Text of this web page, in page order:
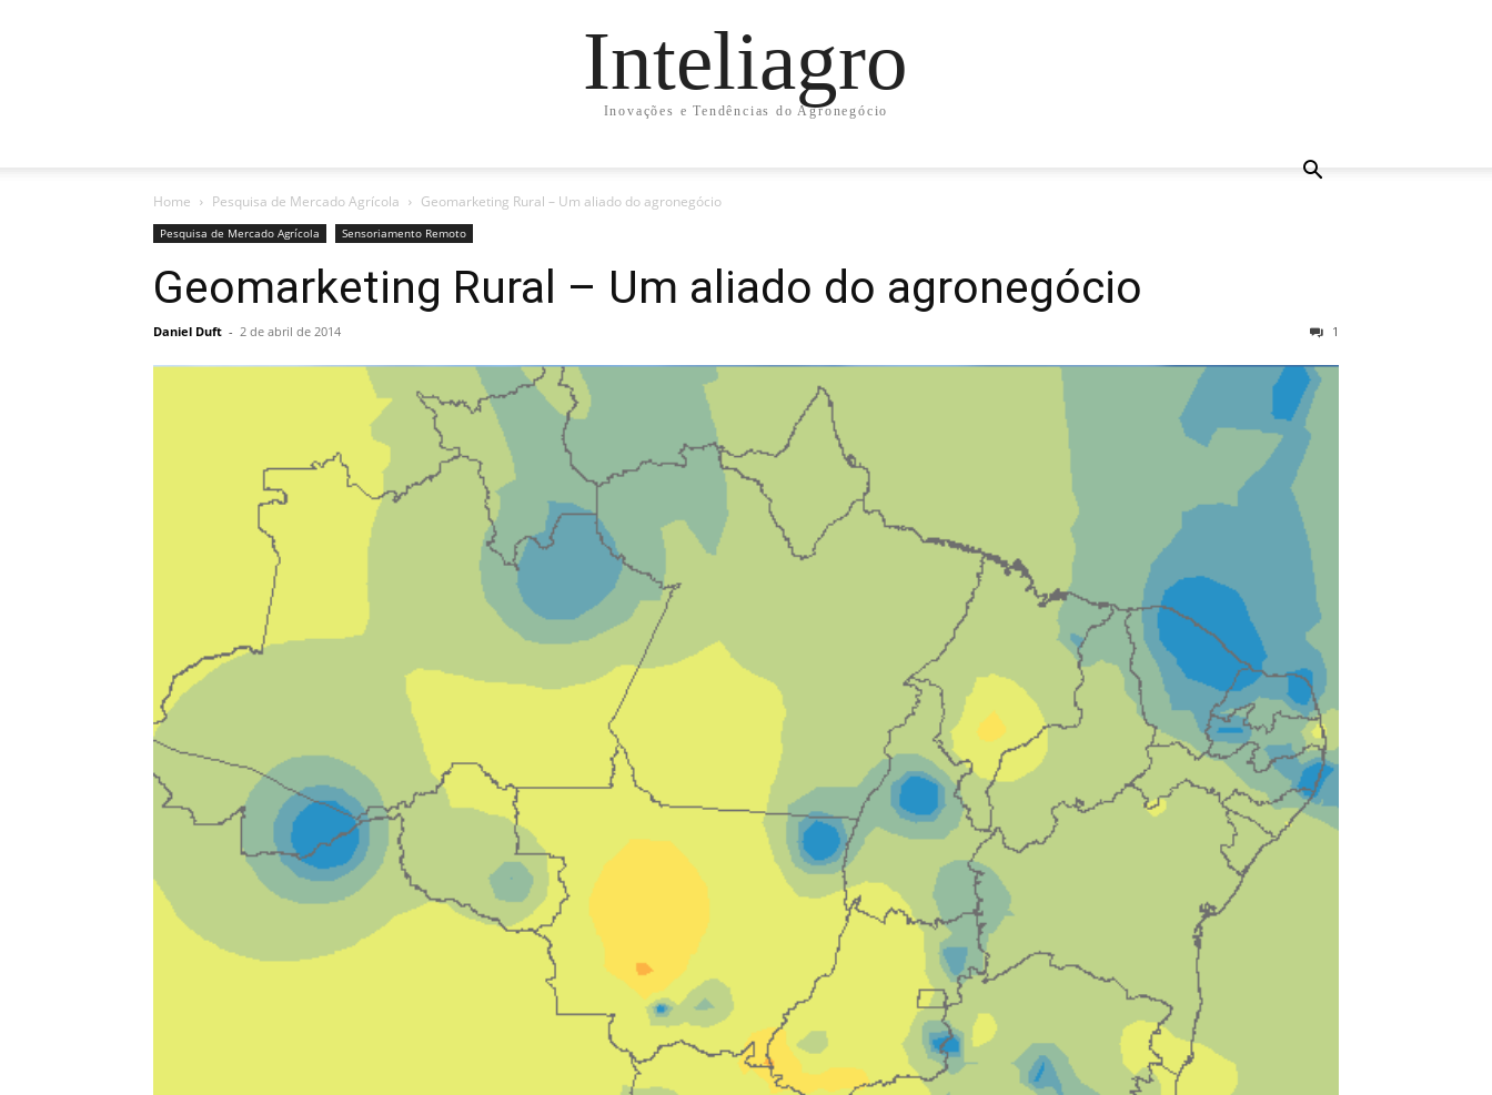
Inteliagro
Inovações e Tendências do Agronegócio
Home Pesquisa de Mercado Agrícola Geomarketing Rural – Um aliado do agronegócio
Pesquisa de Mercado Agrícola Sensoriamento Remoto
Geomarketing Rural – Um aliado do agronegócio
Daniel Duft - 2 de abril de 2014 1